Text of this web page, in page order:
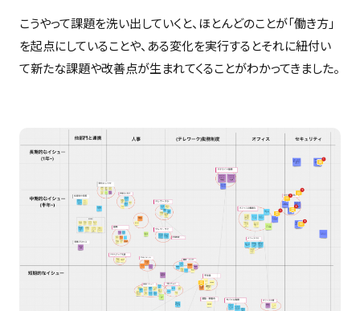
こうやって課題を洗い出していくと、ほとんどのことが「働き方」
を起点にしていることや、ある変化を実行するとそれに紐付い
て新たな課題や改善点が生まれてくることがわかってきました。